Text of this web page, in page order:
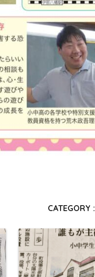
CATEGORY :